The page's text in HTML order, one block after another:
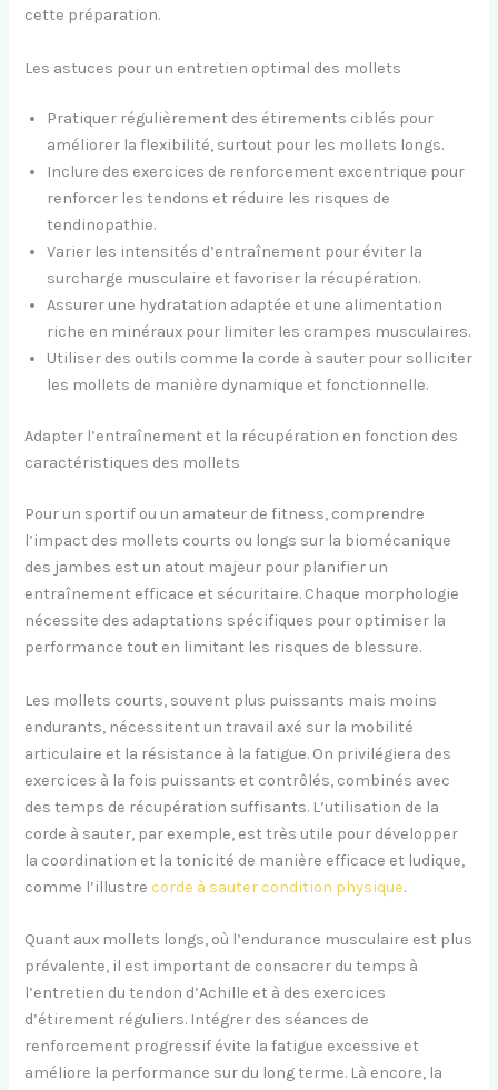
cette préparation.
Les astuces pour un entretien optimal des mollets
Pratiquer régulièrement des étirements ciblés pour
améliorer la flexibilité, surtout pour les mollets longs.
Inclure des exercices de renforcement excentrique pour
renforcer les tendons et réduire les risques de
tendinopathie.
Varier les intensités d’entraînement pour éviter la
surcharge musculaire et favoriser la récupération.
Assurer une hydratation adaptée et une alimentation
riche en minéraux pour limiter les crampes musculaires.
Utiliser des outils comme la corde à sauter pour solliciter
les mollets de manière dynamique et fonctionnelle.
Adapter l’entraînement et la récupération en fonction des
caractéristiques des mollets
Pour un sportif ou un amateur de fitness, comprendre
l’impact des mollets courts ou longs sur la biomécanique
des jambes est un atout majeur pour planifier un
entraînement efficace et sécuritaire. Chaque morphologie
nécessite des adaptations spécifiques pour optimiser la
performance tout en limitant les risques de blessure.
Les mollets courts, souvent plus puissants mais moins
endurants, nécessitent un travail axé sur la mobilité
articulaire et la résistance à la fatigue. On privilégiera des
exercices à la fois puissants et contrôlés, combinés avec
des temps de récupération suffisants. L’utilisation de la
corde à sauter, par exemple, est très utile pour développer
la coordination et la tonicité de manière efficace et ludique,
comme l’illustrecorde à sauter condition physique.
Quant aux mollets longs, où l’endurance musculaire est plus
prévalente, il est important de consacrer du temps à
l’entretien du tendon d’Achille et à des exercices
d’étirement réguliers. Intégrer des séances de
renforcement progressif évite la fatigue excessive et
améliore la performance sur du long terme. Là encore, la